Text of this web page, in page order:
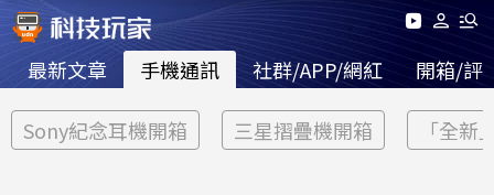
最新文章 手機通訊 社群/APP/網紅 開箱/評
Sony紀念耳機開箱 三星摺疊機開箱 「全新